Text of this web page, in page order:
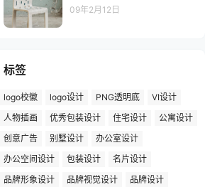
09年2月12日
标签
logo校徽 logo设计 PNG透明底
VI设计
人物插画
优秀包装设计 住宅设计
公寓设计
创意广告
别墅设计
办公室设计
办公空间设计
包装设计
名片设计
品牌形象设计
品牌视觉设计
品牌设计